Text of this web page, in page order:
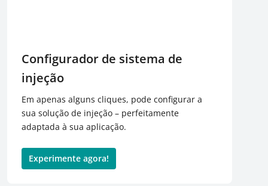
Configurador de sistema de
injeção
Em apenas alguns cliques, pode configurar a
sua solução de injeção – perfeitamente
adaptada à sua aplicação.
Experimente agora!